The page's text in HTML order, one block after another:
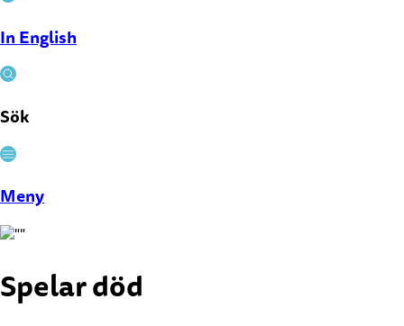
In English
Sök
Stäng
Meny
Spelar död